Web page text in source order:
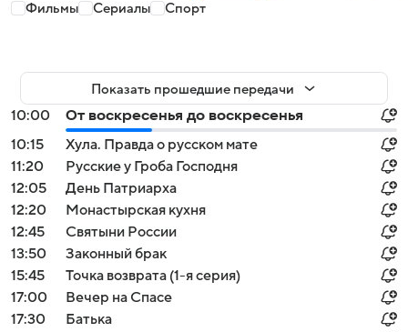
Фильмы Сериалы Спорт
Показать прошедшие передачи
10:00
От воскресенья до воскресенья
10:15
Хула. Правда о русском мате
11:20
Русские у Гроба Господня
12:05
День Патриарха
12:20
Монастырская кухня
12:45
Святыни России
13:50
Законный брак
15:45
Точка возврата (1-я серия)
17:00
Вечер на Спасе
17:30
Батька